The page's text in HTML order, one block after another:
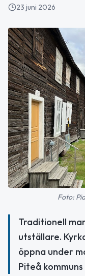
23 juni 2026
Foto:
Traditionell
utställare.
öppna under
Piteå